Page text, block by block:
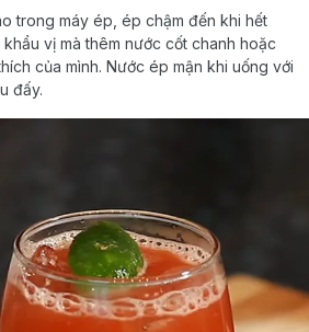
trong máy ép, ép chậm đến khi hết
vị mà thêm nước cốt chanh hoặc
của mình. Nước ép mận khi uống với
đấy.